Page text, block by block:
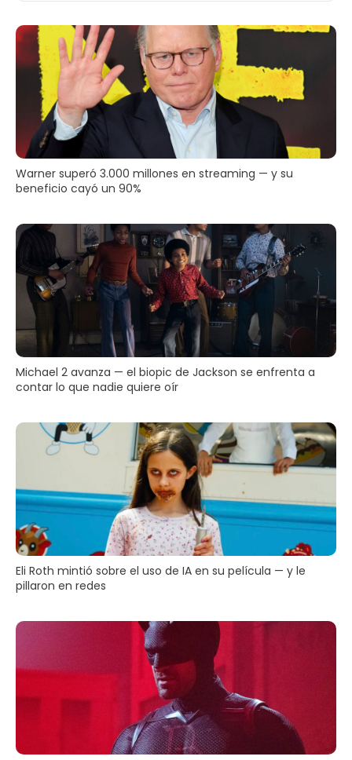
Warner superó 3.000 millones en streaming — y su
beneficio cayó un 90%
Michael 2 avanza — el biopic de Jackson se enfrenta a
contar lo que nadie quiere oír
Eli Roth mintió sobre el uso de IA en su película — y le
pillaron en redes